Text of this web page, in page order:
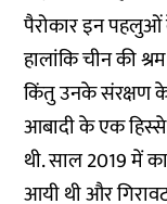
पैरोकार इन
हालांकि चीन की
किंतु उनके संरक्षण के
आबादी के एक हिस्से
थी. साल 2019 में
आयी थी और